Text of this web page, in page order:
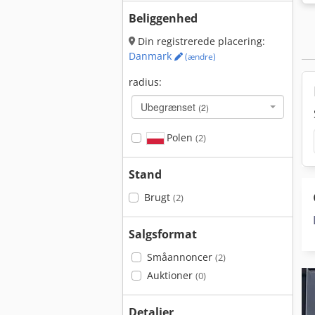
Beliggenhed
Din registrerede placering:
Danmark
(ændre)
radius:
Ubegrænset (2)
Polen (2)
Stand
Brugt (2)
Salgsformat
Småannoncer (2)
Auktioner (0)